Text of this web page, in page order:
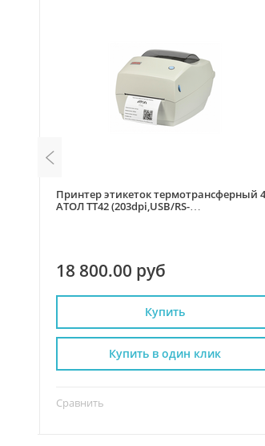
Принтер этикеток термотрансферный
АТОЛ ТТ42 (203dpi,USB/RS-
18 800.00 руб
Купить
Сравнить
Купить в один клик